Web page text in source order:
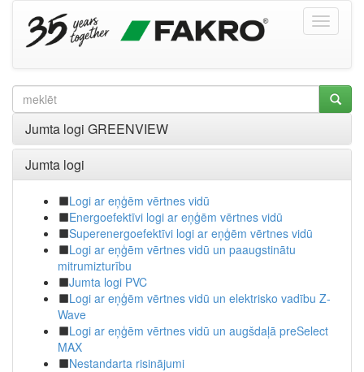
Jumta logi GREENVIEW
Jumta logi
Logi ar eņģēm vērtnes vidū
Energoefektīvi logi ar eņģēm vērtnes vidū
Superenergoefektīvi logi ar eņģēm vērtnes vidū
Logi ar eņģēm vērtnes vidū un paaugstinātu
mitrumizturību
Jumta logi PVC
Logi ar eņģēm vērtnes vidū un elektrisko vadību Z-
Wave
Logi ar eņģēm vērtnes vidū un augšdaļā preSelect
MAX
Nestandarta risinājumi